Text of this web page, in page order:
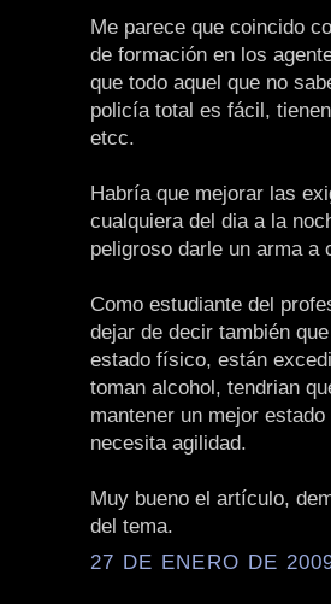
Me parece que coincido
de formación en los
que todo aquel que no
policía total es fácil,
etcc.
Habría que mejorar las
cualquiera del dia a la
peligroso darle un arma a
Como estudiante del
dejar de decir también
estado físico, están
toman alcohol, tendrian
mantener un mejor
necesita agilidad.
Muy bueno el artículo,
del tema.
27 DE ENERO DE